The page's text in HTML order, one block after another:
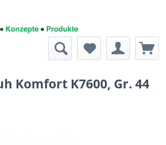
Komfort K7600, Gr. 44